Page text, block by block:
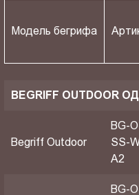
Модель бегрифа
BEGRIFF
Begriff Outdoor
BG-
SS-
A2
BG-